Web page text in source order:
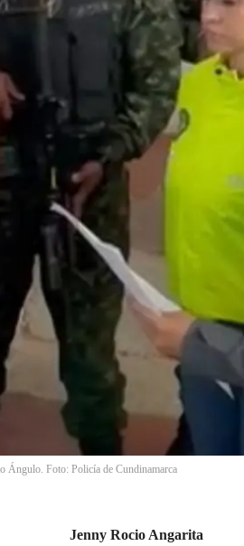
Ángulo. Foto: Policía de Cundinamarca
Jenny Rocio Angarita